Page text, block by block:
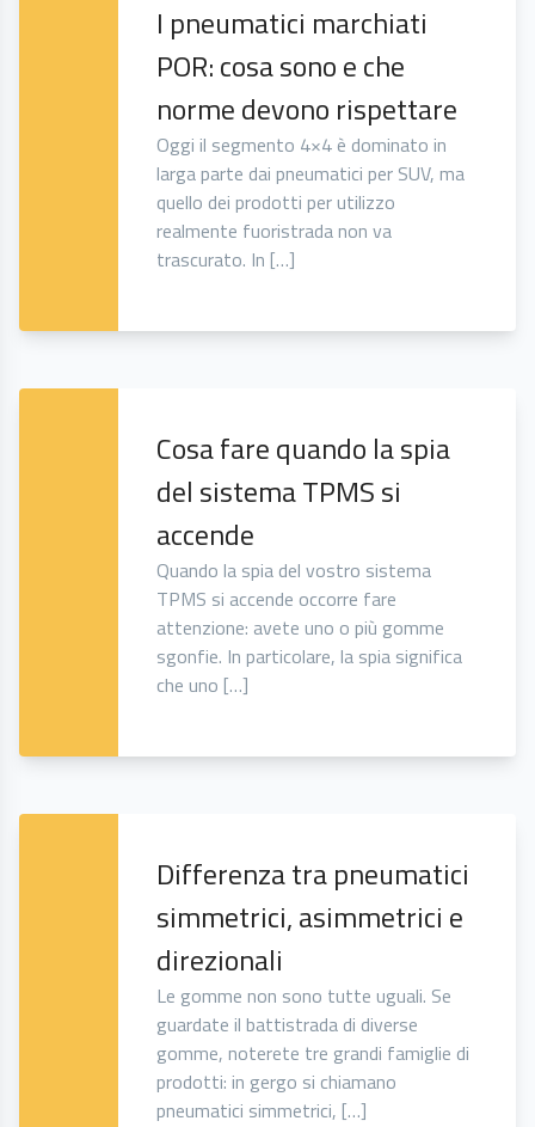
I pneumatici marchiati
POR: cosa sono e che
norme devono rispettare
Oggi il segmento 4×4 è dominato in
larga parte dai pneumatici per SUV, ma
quello dei prodotti per utilizzo
realmente fuoristrada non va
trascurato. In […]
Cosa fare quando la spia
del sistema TPMS si
accende
Quando la spia del vostro sistema
TPMS si accende occorre fare
attenzione: avete uno o più gomme
sgonfie. In particolare, la spia significa
che uno […]
Differenza tra pneumatici
simmetrici, asimmetrici e
direzionali
Le gomme non sono tutte uguali. Se
guardate il battistrada di diverse
gomme, noterete tre grandi famiglie di
prodotti: in gergo si chiamano
pneumatici simmetrici, […]